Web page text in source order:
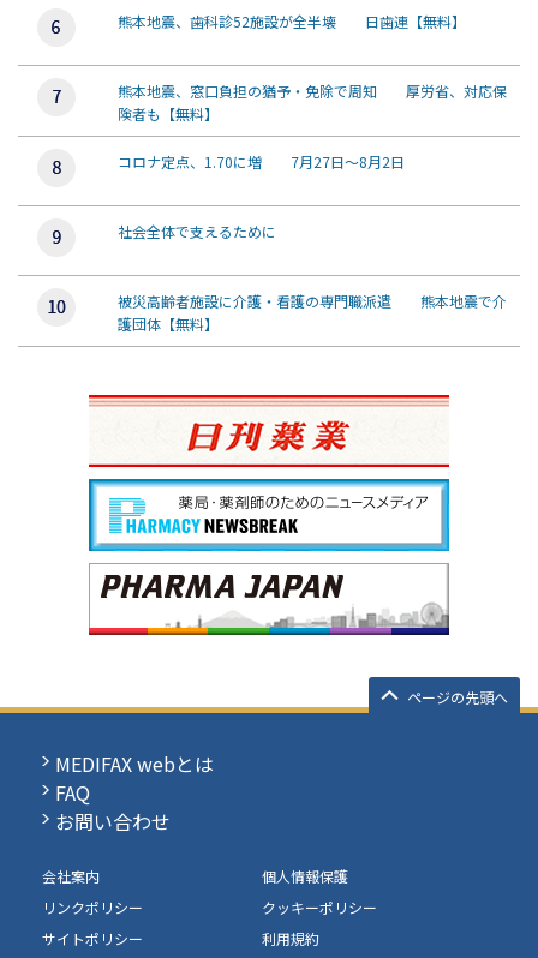
熊本地震、歯科診52施設が全半壊 日歯連【無料】
熊本地震、窓口負担の猶予・免除で周知 厚労省、対応保
険者も【無料】
コロナ定点、1.70に増 7月27日～8月2日
社会全体で支えるために
被災高齢者施設に介護・看護の専門職派遣 熊本地震で介
護団体【無料】
ページの先頭へ
MEDIFAX webとは
FAQ
お問い合わせ
会社案内
個人情報保護
リンクポリシー
クッキーポリシー
サイトポリシー
利用規約